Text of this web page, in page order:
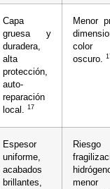
Capa
gruesa y
duradera,
alta
protección,
auto-
reparación
local.
17
Menor
oscuro.
Espesor
uniforme,
acabados
brillantes,
menor